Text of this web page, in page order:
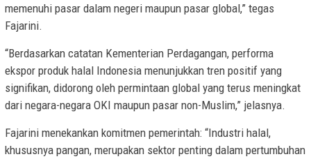
memenuhi pasar dalam negeri maupun pasar global,” tegas
Fajarini.
“Berdasarkan catatan Kementerian Perdagangan, performa
ekspor produk halal Indonesia menunjukkan tren positif yang
signifikan, didorong oleh permintaan global yang terus meningkat
dari negara-negara OKI maupun pasar non-Muslim,” jelasnya.
Fajarini menekankan komitmen pemerintah: “Industri halal,
khususnya pangan, merupakan sektor penting dalam pertumbuhan